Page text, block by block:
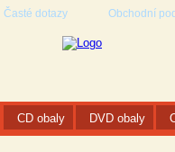
Časté dotazy Obchodní
CD obaly DVD obaly